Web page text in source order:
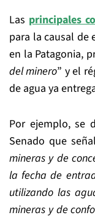
Las principales
para la causal de
en la Patagonia,
del minero” y el
de agua ya
Por ejemplo, se
Senado que
mineras y de
la fecha de
utilizando las
mineras y de